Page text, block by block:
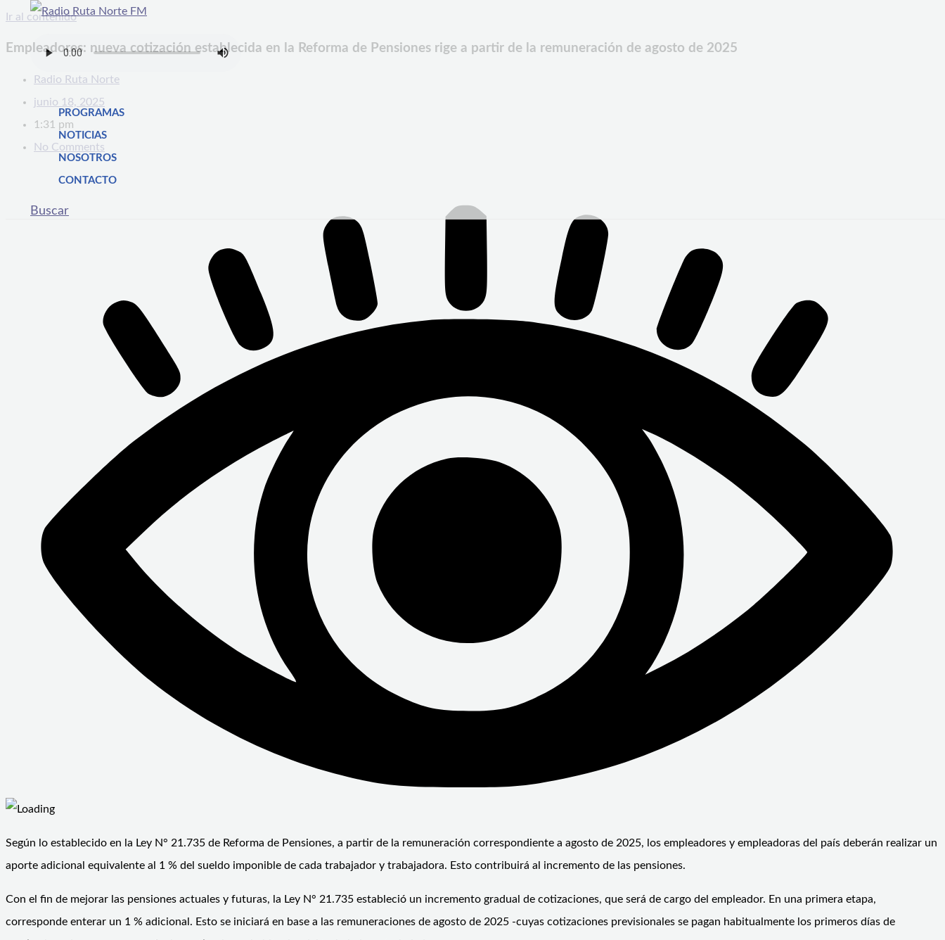
Ir al contenido
PROGRAMAS
NOTICIAS
NOSOTROS
CONTACTO
Buscar
Empleadores: nueva cotización establecida en la Reforma de Pensiones rige a partir de la remuneración de agosto de 2025
Radio Ruta Norte
junio 18, 2025
1:31 pm
No Comments
Según lo establecido en la Ley N° 21.735 de Reforma de Pensiones, a partir de la remuneración correspondiente a agosto de 2025, los empleadores y empleadoras del país deberán realizar un
aporte adicional equivalente al 1 % del sueldo imponible de cada trabajador y trabajadora. Esto contribuirá al incremento de las pensiones.
Con el fin de mejorar las pensiones actuales y futuras, la Ley N° 21.735 estableció un incremento gradual de cotizaciones, que será de cargo del empleador. En una primera etapa,
corresponde enterar un 1 % adicional. Esto se iniciará en base a las remuneraciones de agosto de 2025 -cuyas cotizaciones previsionales se pagan habitualmente los primeros días de